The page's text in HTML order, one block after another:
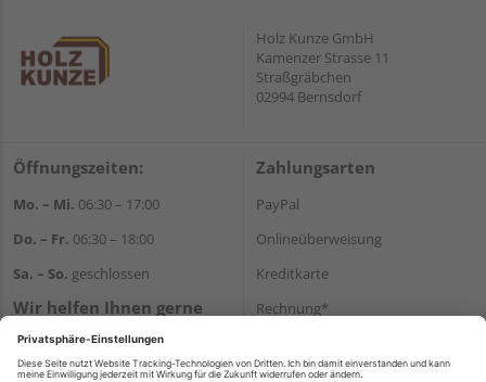
Holz Kunze GmbH
Kamenzer Strasse 11
Straßgräbchen
02994 Bernsdorf
Öffnungszeiten:
Mo. – Mi. 06:30 – 17:00
Do. – Fr. 06:30 – 18:00
Sa. – So. geschlossen
Wir helfen Ihnen gerne
weiter
+49 35723 23123
E-Mail:info@holz-kunze.de
Zahlungsarten
PayPal
Onlineüberweisung
Kreditkarte
Rechnung*
Versand